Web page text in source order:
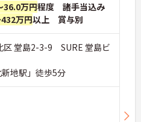
36.0万円程度 諸手当込み
万円以上 賞与別
区 堂島2-3-9 SURE 堂島ビ
地駅」徒歩5分